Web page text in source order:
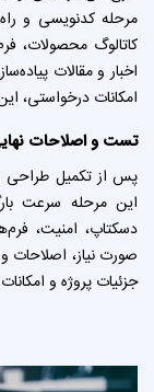
مرحله کدنویسی و
اخبار و مقالات
امکانات درخواستی، این مرحله
تست و اصلاحات نهایی (۱ تا ۲
پس از تکمیل طراحی
دسکتاپ، امنیت،
صورت نیاز، اصلاحات
جزئیات پروژه و امکانات درخواستی